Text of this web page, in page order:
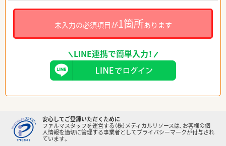
未入力の必須項目が1箇所あります
LINE連携で簡単入力！
安心してご登録いただくために
ファルマスタッフを運営する（株）メディカルリソースは、お客様の個
人情報を適切に管理する事業者としてプライバシーマークが付与され
ています。